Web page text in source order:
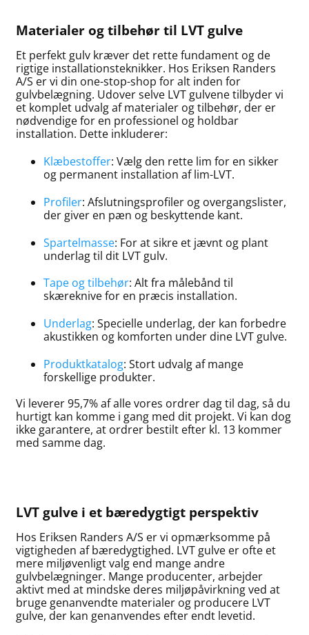
Materialer og tilbehør til LVT gulve
Et perfekt gulv kræver det rette fundament og de
rigtige installationsteknikker. Hos Eriksen Randers
A/S er vi din one-stop-shop for alt inden for
gulvbelægning. Udover selve LVT gulvene tilbyder vi
et komplet udvalg af materialer og tilbehør, der er
nødvendige for en professionel og holdbar
installation. Dette inkluderer:
Klæbestoffer: Vælg den rette lim for en sikker
og permanent installation af lim-LVT.
Profiler: Afslutningsprofiler og overgangslister,
der giver en pæn og beskyttende kant.
Spartelmasse: For at sikre et jævnt og plant
underlag til dit LVT gulv.
Tape og tilbehør: Alt fra målebånd til
skæreknive for en præcis installation.
Underlag: Specielle underlag, der kan forbedre
akustikken og komforten under dine LVT gulve.
Produktkatalog: Stort udvalg af mange
forskellige produkter.
Vi leverer 95,7% af alle vores ordrer dag til dag, så du
hurtigt kan komme i gang med dit projekt. Vi kan dog
ikke garantere, at ordrer bestilt efter kl. 13 kommer
med samme dag.
LVT gulve i et bæredygtigt perspektiv
Hos Eriksen Randers A/S er vi opmærksomme på
vigtigheden af bæredygtighed. LVT gulve er ofte et
mere miljøvenligt valg end mange andre
gulvbelægninger. Mange producenter, arbejder
aktivt med at mindske deres miljøpåvirkning ved at
bruge genanvendte materialer og producere LVT
gulve, der kan genanvendes efter endt levetid.